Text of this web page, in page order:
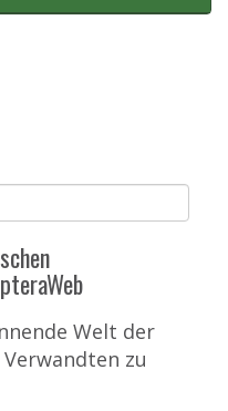
Welt der
zu